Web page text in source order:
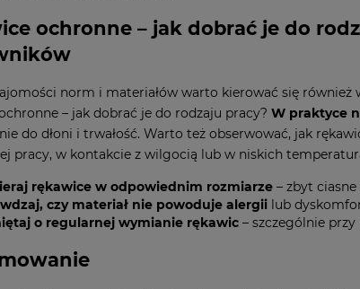
ochronne – jak dobrać je do
norm i materiałów warto kierować się
– jak dobrać je do rodzaju pracy? W praktyce
do dłoni i trwałość. Warto też obserwować, jak
pracy, w kontakcie z wilgocią lub w niskich
rękawice w odpowiednim rozmiarze – zbyt
czy materiał nie powoduje alergii lub
o regularnej wymianie rękawic – szczególnie